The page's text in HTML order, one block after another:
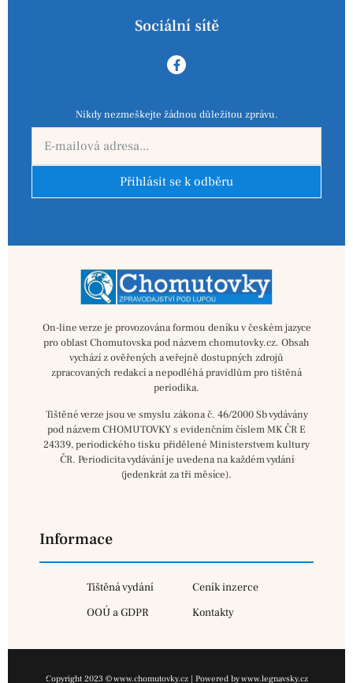
Sociální sítě
Nikdy nezmeškejte žádnou důležitou zprávu.
Přihlásit se k odběru
On-line verze je provozována formou deníku v českém jazyce
pro oblast Chomutovska pod názvem chomutovky.cz. Obsah
vychází z ověřených a veřejně dostupných zdrojů
zpracovaných redakcí a nepodléhá pravidlům pro tištěná
periodika.
Tištěné verze jsou ve smyslu zákona č. 46/2000 Sb vydávány
pod názvem CHOMUTOVKY s evidenčním číslem MK ČR E
24339, periodického tisku přidělené Ministerstvem kultury
ČR. Periodicita vydávání je uvedena na každém vydání
(jedenkrát za tři měsíce).
Informace
Tištěná vydání
Ceník inzerce
OOÚ a GDPR
Kontakty
Copyright 2023 © www.chomutovky.cz | Powered by www.legnavsky.cz